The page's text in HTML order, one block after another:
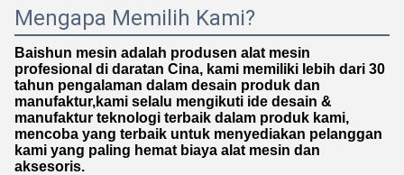
Mengapa Memilih Kami?
Baishun mesin adalah produsen alat mesin
profesional di daratan Cina, kami memiliki lebih dari 30
tahun pengalaman dalam desain produk dan
manufaktur,kami selalu mengikuti ide desain &
manufaktur teknologi terbaik dalam produk kami,
mencoba yang terbaik untuk menyediakan pelanggan
kami yang paling hemat biaya alat mesin dan
aksesoris.